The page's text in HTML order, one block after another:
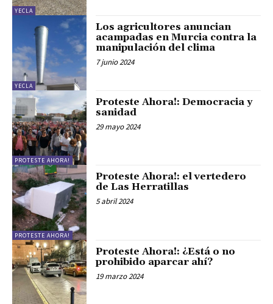
YECLA
YECLA
Los agricultores anuncian
acampadas en Murcia contra la
manipulación del clima
7 junio 2024
PROTESTE AHORA!
Proteste Ahora!: Democracia y
sanidad
29 mayo 2024
PROTESTE AHORA!
Proteste Ahora!: el vertedero
de Las Herratillas
5 abril 2024
Proteste Ahora!: ¿Está o no
prohibido aparcar ahí?
19 marzo 2024